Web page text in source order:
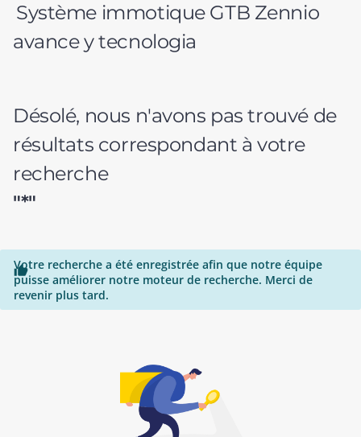
Système immotique GTB Zennio
avance y tecnologia
Désolé, nous n'avons pas trouvé de
résultats correspondant à votre
recherche
"*"

Votre recherche a été enregistrée afin que notre équipe
puisse améliorer notre moteur de recherche. Merci de
revenir plus tard.